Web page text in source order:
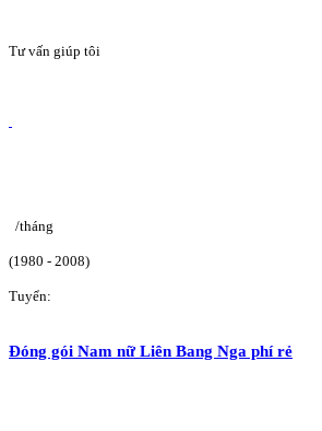
Tư vấn giúp tôi
/tháng
(1980 - 2008)
Tuyển:
Đóng gói Nam nữ Liên Bang Nga phí rẻ